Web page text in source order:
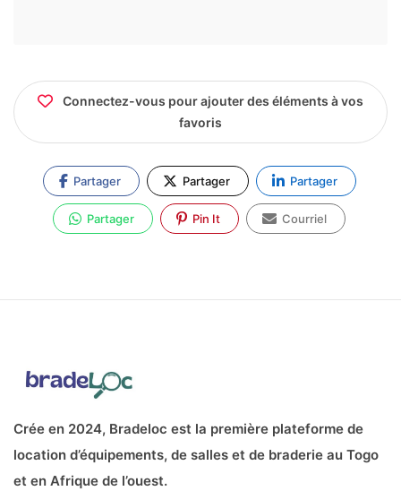
Connectez-vous pour ajouter des éléments à vos
favoris
Partager Partager Partager
Partager Pin It Courriel
Crée en 2024, Bradeloc est la première plateforme de
location d’équipements, de salles et de braderie au Togo
et en Afrique de l’ouest.